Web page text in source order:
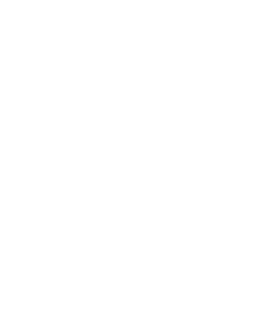
базовых нотах